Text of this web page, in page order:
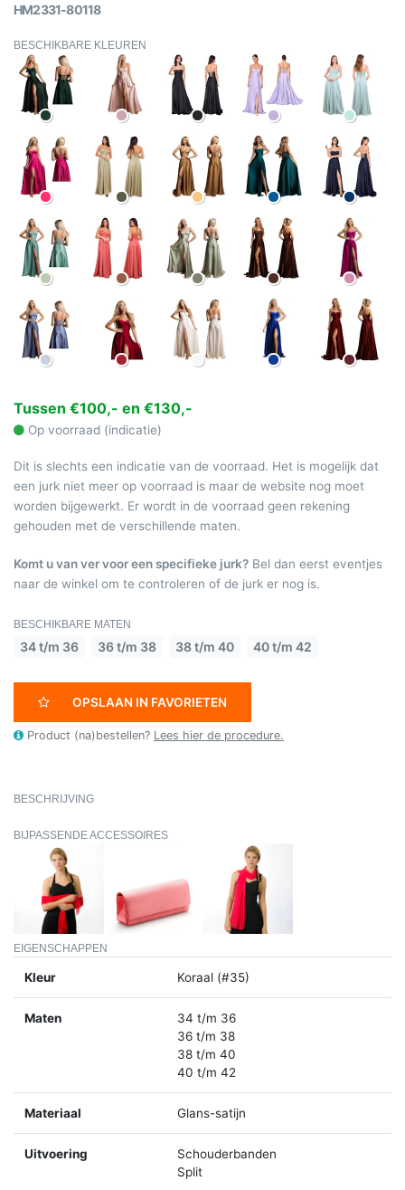
HM2331-80118
BESCHIKBARE KLEUREN
Tussen €100,- en €130,-
Op voorraad (indicatie)
Dit is slechts een indicatie van de voorraad. Het is mogelijk dat
een jurk niet meer op voorraad is maar de website nog moet
worden bijgewerkt. Er wordt in de voorraad geen rekening
gehouden met de verschillende maten.
Komt u van ver voor een specifieke jurk? Bel dan eerst eventjes
naar de winkel om te controleren of de jurk er nog is.
BESCHIKBARE MATEN
34 t/m 36 36 t/m 38 38 t/m 40 40 t/m 42
OPSLAAN IN FAVORIETEN
Product (na)bestellen? Lees hier de procedure.
BESCHRIJVING
BIJPASSENDE ACCESSOIRES
EIGENSCHAPPEN
Kleur Koraal (#35)
Maten
34 t/m 36
36 t/m 38
38 t/m 40
40 t/m 42
Materiaal Glans-satijn
Uitvoering
Schouderbanden
Split